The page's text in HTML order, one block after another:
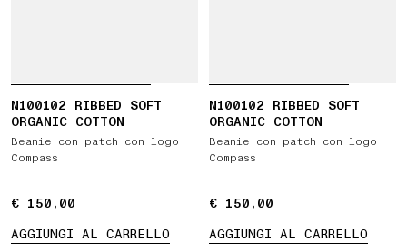
N100102 RIBBED SOFT
ORGANIC COTTON
Beanie con patch con logo
Compass
€ 150,00
€ 150,00
AGGIUNGI AL CARRELLO
N100102 RIBBED SOFT
ORGANIC COTTON
Beanie con patch con logo
Compass
€ 150,00
€ 150,00
AGGIUNGI AL CARRELLO